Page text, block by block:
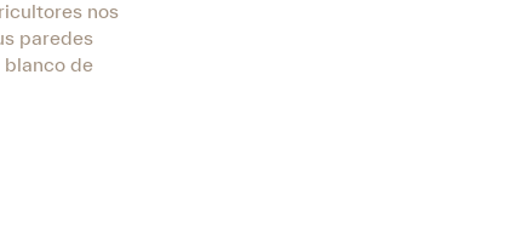
nos
paredes
blanco de